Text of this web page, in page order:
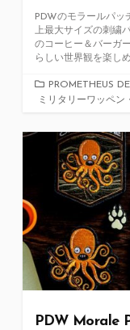
PDWのモラールパッ
上最大サイズの刺繍
のコーヒー＆バーガ
らしい世界観を楽し
カ
テ
リ
PROMETHEUS
ミリタリーワッペン
PDW Morale